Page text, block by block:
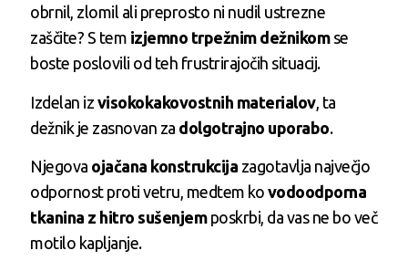
obrnil, zlomil ali preprosto ni nudil ustrezne
zaščite? S tem izjemno trpežnim dežnikomse
boste poslovili od teh frustrirajočih situacij.
Izdelan iz visokokakovostnih materialov, ta
dežnik je zasnovan za dolgotrajno uporabo.
Njegova ojačana konstrukcija zagotavlja največjo
odpornost proti vetru, medtem ko vodoodporna
tkanina z hitro sušenjemposkrbi, da vas ne bo več
motilo kapljanje.